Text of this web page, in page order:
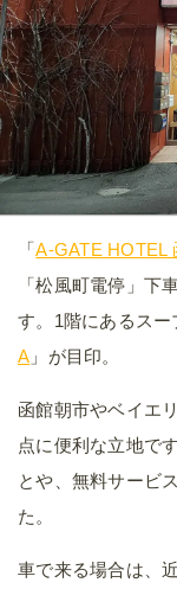
「A-GATE HOTEL
「松風町電停」下
す。1階にあるス
A 」が目印。
函館朝市やベイエ
点に便利な立地で
とや、無料サービ
た。
車で来る場合は、